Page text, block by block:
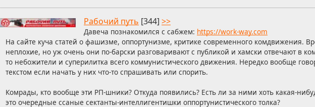
Рабочий путь [344] >>
Давеча познакомился с сабжем: https://work-way.com
На сайте куча статей о фашизме, оппортунизме, критике современного комдвижения.
неплохие, но уж очень они по-барски разговаривают с публикой и хамски отвечают в
то небожители и суперилитка всего коммунистического движения. Нередко вообще
текстом если начать у них что-то спрашивать или спорить.
Комрады, кто вообще эти РП-шники? Откуда появились? Есть ли за ними хоть какая-
это очередные ссаные сектанты-интеллигентишки оппортунистического толка?